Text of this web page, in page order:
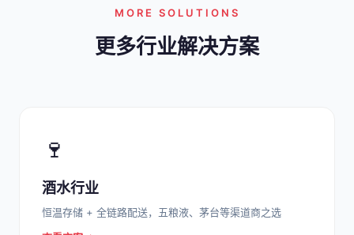
MORE SOLUTIONS
更多行业解决方案
🍷
酒水行业
恒温存储 + 全链路配送，五粮液、茅台等渠道商之选